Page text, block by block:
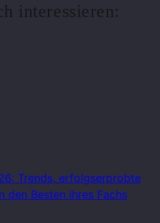
interessieren:
Trends, erfolgserprobte
den Besten ihres Fachs